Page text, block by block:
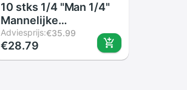
10 stks 1/4 "Man 1/4"
Mannelijke
Schroefdraad Convert
Adapter voor Camera
Statief Balhoofd
Adviesprijs:€35.99
€28.79